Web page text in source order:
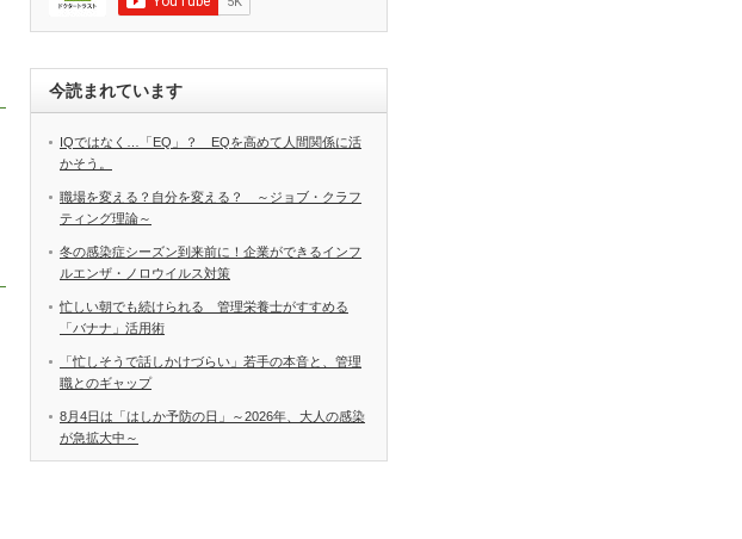
今読まれています
IQではなく…「EQ」？ EQを高めて人間関係に活
かそう。
職場を変える？自分を変える？ ～ジョブ・クラフ
ティング理論～
冬の感染症シーズン到来前に！企業ができるインフ
ルエンザ・ノロウイルス対策
忙しい朝でも続けられる 管理栄養士がすすめる
「バナナ」活用術
「忙しそうで話しかけづらい」若手の本音と、管理
職とのギャップ
8月4日は「はしか予防の日」～2026年、大人の感染
が急拡大中～